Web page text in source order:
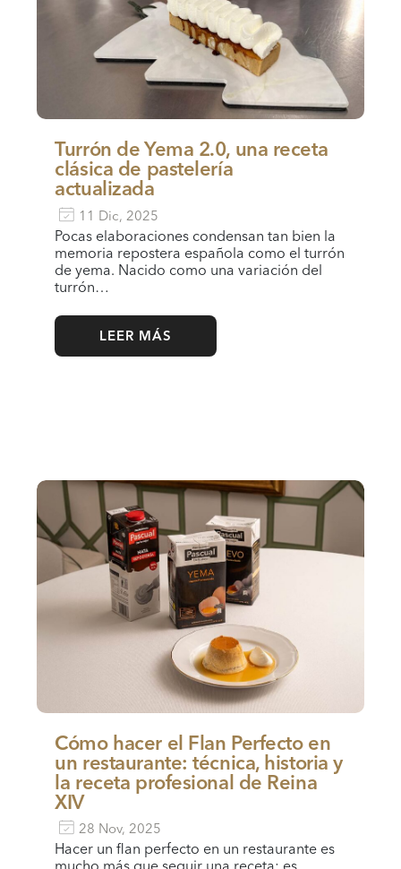
Turrón de Yema 2.0, una receta
clásica de pastelería
actualizada
11 Dic, 2025
Pocas elaboraciones condensan tan bien la
memoria repostera española como el turrón
de yema. Nacido como una variación del
turrón…
LEER MÁS
Cómo hacer el Flan Perfecto en
un restaurante: técnica, historia y
la receta profesional de Reina
XIV
28 Nov, 2025
Hacer un flan perfecto en un restaurante es
mucho más que seguir una receta: es